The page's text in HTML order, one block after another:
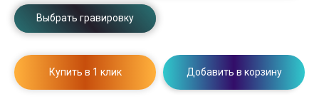
Выбрать гравировку
Купить в 1 клик Добавить в корзину